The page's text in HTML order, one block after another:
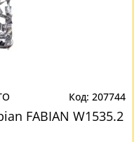
207744
FABIAN W1535.2